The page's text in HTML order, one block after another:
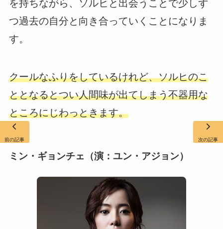
を持ちながら、ソルヒと出会うことで少しず
つ過去の自分と向き合っていくことになりま
す。
クールなふりをしているけれど、ソルヒのこ
ととなるとつい人間味が出てしまう不器用な
ところにじわっときます。
ミン・ギョンチェ（演：ユン・アジョン）
前の記事 次の記事